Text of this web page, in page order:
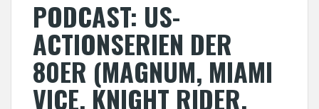
PODCAST: US-
ACTIONSERIEN DER
80ER (MAGNUM, MIAMI
VICE, KNIGHT RIDER,